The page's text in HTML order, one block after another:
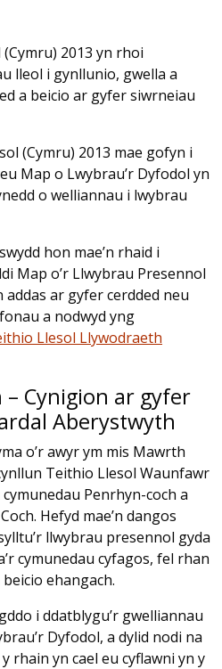
2013 yn rhoi
lleol i gynllunio, gwella a
a beicio ar gyfer siwrneiau
(Cymru) 2013 mae gofyn i
Map o Lwybrau’r Dyfodol yn
o welliannau i lwybrau
hon mae’n rhaid i
Map o’r Llwybrau Presennol
addas ar gyfer cerdded neu
a nodwyd yng
Llesol Llywodraeth
– Cynigion ar gyfer
Aberystwyth
o’r awyr ym mis Mawrth
Teithio Llesol Waunfawr
Penrhyn-coch a
Hefyd mae’n dangos
llwybrau presennol gyda
cymunedau cyfagos, fel rhan
ehangach.
i ddatblygu’r gwelliannau
Dyfodol, a dylid nodi na
rhain yn cael eu cyflawni yn y